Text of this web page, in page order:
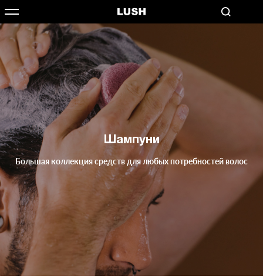
Шампуни
Большая коллекция средств для любых потребностей волос